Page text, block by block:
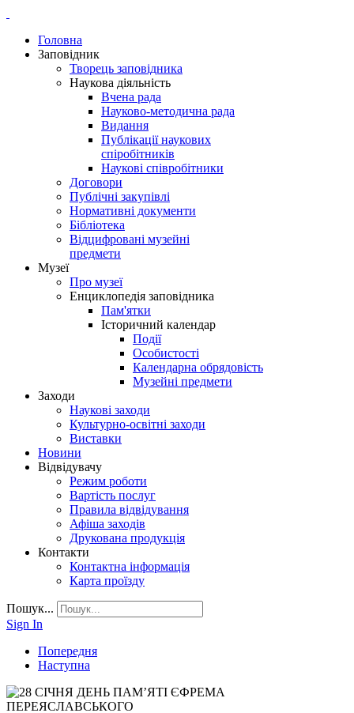
Головна
Заповідник
Творець заповідника
Наукова діяльність
Вчена рада
Науково-методична рада
Видання
Публікації наукових
спіробітників
Наукові співробітники
Договори
Публічні закупівлі
Нормативні документи
Бібліотека
Відцифровані музейні
предмети
Музеї
Про музеї
Енциклопедія заповідника
Пам'ятки
Історичний календар
Події
Особистості
Календарна обрядовість
Музейні предмети
Заходи
Наукові заходи
Культурно-освітні заходи
Виставки
Новини
Відвідувачу
Режим роботи
Вартість послуг
Правила відвідування
Афіша заходів
Друкована продукція
Контакти
Контактна інформація
Карта проїзду
Пошук...
Sign In
Попередня
Наступна